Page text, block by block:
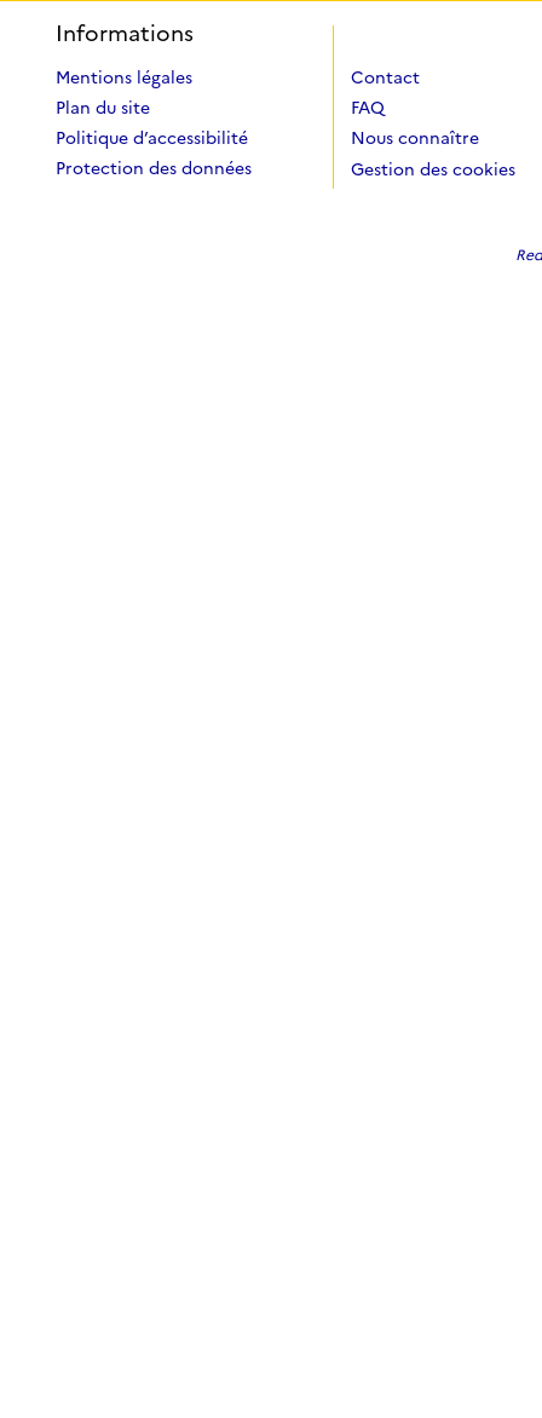
Informations
Mentions légales
Plan du site
Politique d’accessibilité
Protection des données
Contact
FAQ
Nous connaître
Gestion des cookies